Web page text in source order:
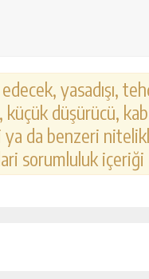
yasadışı,
küçük düşürücü,
ya da benzeri
sorumluluk